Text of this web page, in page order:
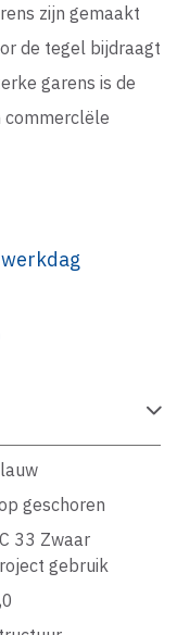
zijn gemaakt
de tegel bijdraagt
garens is de
commerclële
geschoren
33 Zwaar
gebruik